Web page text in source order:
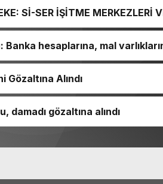
Sİ-SER İŞİTME MERKEZLERİ
hesaplarına, mal
Alındı
damadı gözaltına alındı